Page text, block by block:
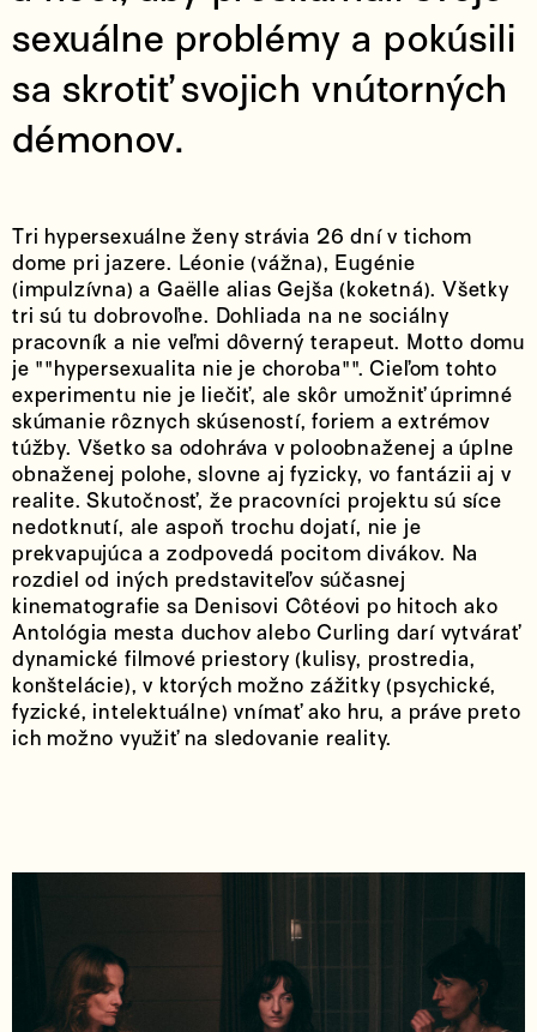
sexuálne problémy a pokúsili
sa skrotiť svojich vnútorných
démonov.
Tri hypersexuálne ženy strávia 26 dní v tichom
dome pri jazere. Léonie (vážna), Eugénie
(impulzívna) a Gaëlle alias Gejša (koketná). Všetky
tri sú tu dobrovoľne. Dohliada na ne sociálny
pracovník a nie veľmi dôverný terapeut. Motto domu
je ""hypersexualita nie je choroba"". Cieľom tohto
experimentu nie je liečiť, ale skôr umožniť úprimné
skúmanie rôznych skúseností, foriem a extrémov
túžby. Všetko sa odohráva v poloobnaženej a úplne
obnaženej polohe, slovne aj fyzicky, vo fantázii aj v
realite. Skutočnosť, že pracovníci projektu sú síce
nedotknutí, ale aspoň trochu dojatí, nie je
prekvapujúca a zodpovedá pocitom divákov. Na
rozdiel od iných predstaviteľov súčasnej
kinematografie sa Denisovi Côtéovi po hitoch ako
Antológia mesta duchov alebo Curling darí vytvárať
dynamické filmové priestory (kulisy, prostredia,
konštelácie), v ktorých možno zážitky (psychické,
fyzické, intelektuálne) vnímať ako hru, a práve preto
ich možno využiť na sledovanie reality.